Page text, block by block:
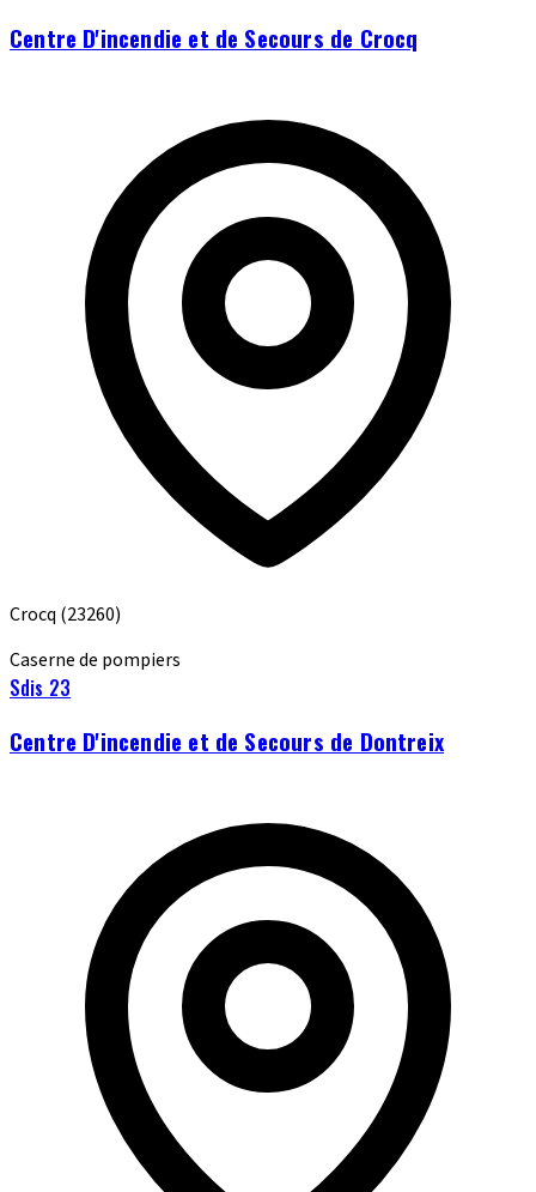
Centre D'incendie et de Secours de Crocq
Crocq (23260)
Caserne de pompiers
Sdis 23
Centre D'incendie et de Secours de Dontreix